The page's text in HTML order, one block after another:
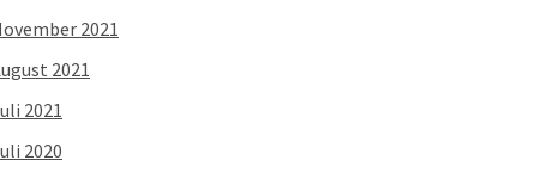
2021
2021
2021
2020